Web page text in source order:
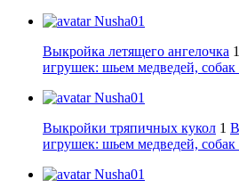
Nusha01
Выкройка летящего ангелочка 1
игрушек: шьем медведей, собак
Nusha01
Выкройки тряпичных кукол 1
игрушек: шьем медведей, собак
Nusha01